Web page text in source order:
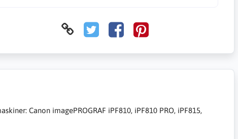
Canon imagePROGRAF iPF810, iPF810 PRO, iPF815,